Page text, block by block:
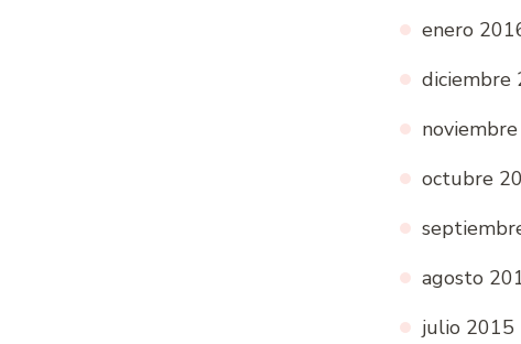
enero
diciembre
octubre
agosto
julio 2015